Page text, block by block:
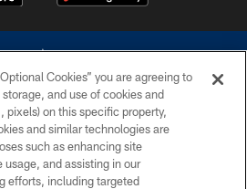
reserved. Do not duplicate in any form
Dallas Cowboys. The Dallas Cowboys
contact with any person to request personal or
information.
Cookies” you are agreeing to
and use of cookies and
pixels) on this specific property,
and similar technologies are
such as enhancing site
and assisting in our
efforts, including targeted